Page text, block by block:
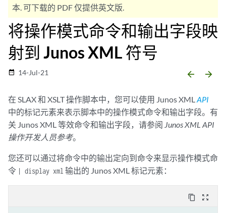
本. 可下载的 PDF 仅提供英文版.
将操作模式命令和输出字段映
射到 Junos XML 符号
date_range 14-Jul-21 arrow_backward arrow_forward
在 SLAX 和 XSLT 操作脚本中，您可以使用 Junos XMLAPI
中的标记元素来表示脚本中的操作模式命令和输出字段。有
关 Junos XML 等效命令和输出字段，请参阅 Junos XML API
操作开发人员参考。
您还可以通过将命令中的输出定向到命令来显示操作模式命
令 | display xml 输出的 Junos XML 标记元素：
content_copy zoom_out_map